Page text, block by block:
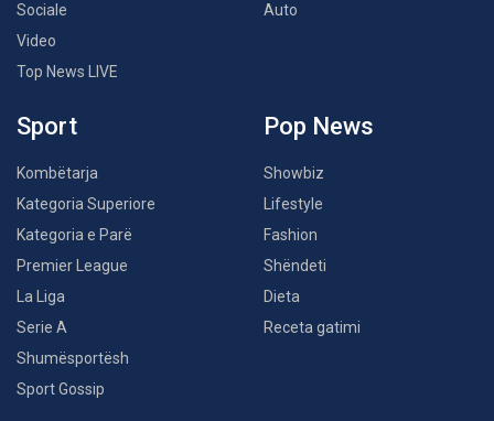
Sociale
Video
Top News LIVE
Auto
Sport
Kombëtarja
Kategoria Superiore
Kategoria e Parë
Premier League
La Liga
Serie A
Shumësportësh
Sport Gossip
Pop News
Showbiz
Lifestyle
Fashion
Shëndeti
Dieta
Receta gatimi